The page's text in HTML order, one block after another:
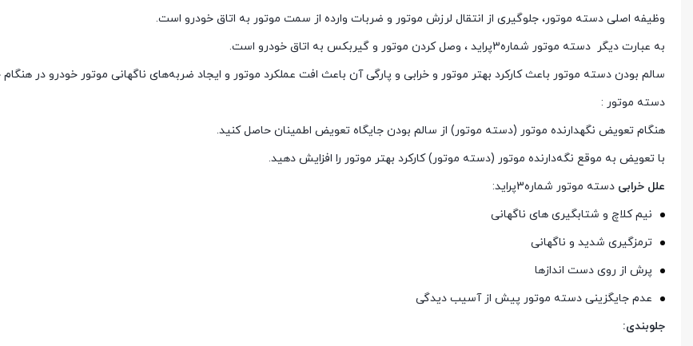
وظیفه اصلی دسته موتور، جلوگیری از انتقال لرزش موتور و ضربات وارده از سمت موتور به اتاق خودرو است.
به عبارت دیگر دسته موتور شماره3پرايد ، وصل کردن موتور و گیربکس به اتاق خودرو است.
سالم بودن دسته موتور باعث کارکرد بهتر موتور و خرابی و پارگی آن باعث افت عملکرد موتور و ایجاد ضربه‌های ناگهانی موتور خودرو در
دسته موتور :
هنگام تعویض نگهدارنده موتور (دسته موتور) از سالم بودن جایگاه تعویض اطمینان حاصل کنید.
با تعویض به‌ موقع نگه‌دارنده موتور (دسته موتور) کارکرد بهتر موتور را افزایش دهید.
علل خرابی دسته موتور شماره3پرايد:
نیم کلاچ و شتابگیری های ناگهانی
ترمزگیری شدید و ناگهانی
پرش از روی دست اندازها
عدم جایگزینی دسته موتور پیش از آسیب دیدگی
جلوبندی: